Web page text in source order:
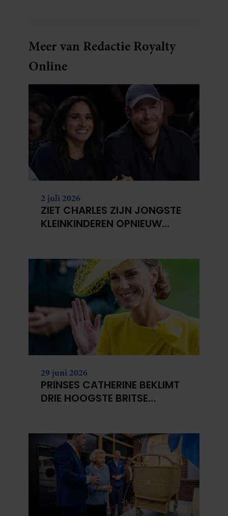
Meer van Redactie Royalty
Online
2 juli 2026
ZIET CHARLES ZIJN JONGSTE
KLEINKINDEREN OPNIEUW
29 juni 2026
PRINSES CATHERINE BEKLIMT
DRIE HOOGSTE BRITSE